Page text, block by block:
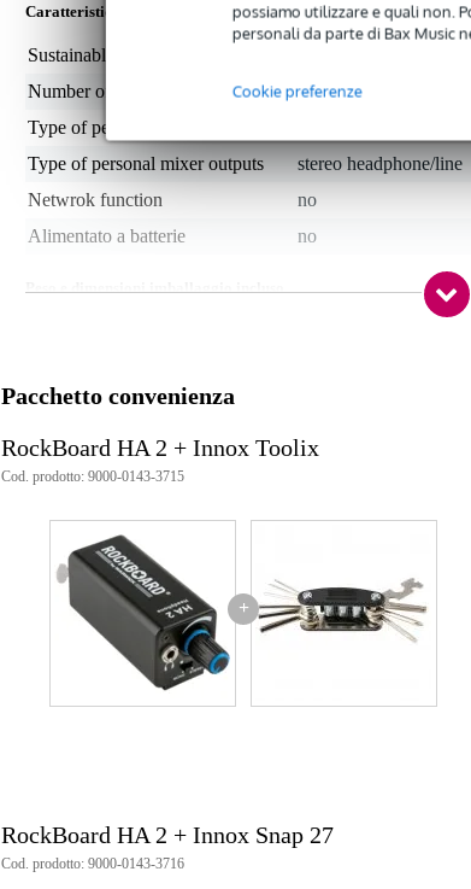
possiamo utilizzare e quali non.
personali da parte di Bax Music
Cookie preferenze
Caratteristiche
Sustainable product
Number of headphone outputs
1
Type of personal mixer inputs
Type of personal mixer outputs
stereo headphone/line
Netwrok function
no
Alimentato a batterie
no
Peso e dimensioni imballaggio incluso
RockBoard HA 2
Amplificatore per cuffie intrauricolari
peso: 72 gr
Pacchetto convenienza
RockBoard HA 2 + Innox Toolix
Cod. prodotto: 9000-0143-3715
+
RockBoard HA 2 + Innox Snap 27
Cod. prodotto: 9000-0143-3716